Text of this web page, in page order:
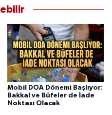
Mobil DOA Dönemi Başlıyor:
Bakkal ve Büfeler de İade
Noktası Olacak